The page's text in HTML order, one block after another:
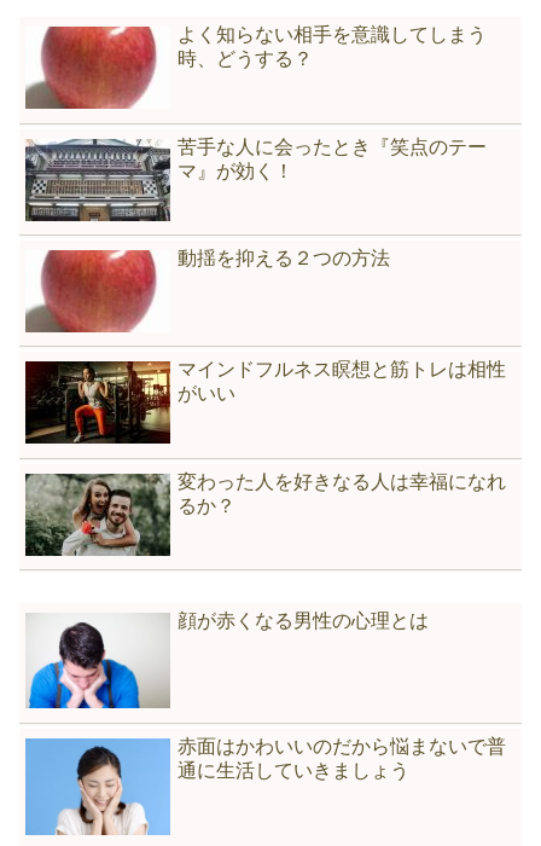
よく知らない相手を意識してしまう
時、どうする？
苦手な人に会ったとき『笑点のテー
マ』が効く！
動揺を抑える２つの方法
マインドフルネス瞑想と筋トレは相性
がいい
変わった人を好きなる人は幸福になれ
るか？
顔が赤くなる男性の心理とは
赤面はかわいいのだから悩まないで普
通に生活していきましょう